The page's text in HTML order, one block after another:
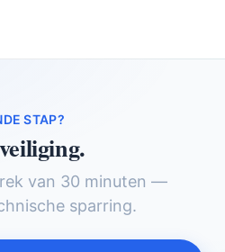
STAP?
van 30 minuten —
sparring.